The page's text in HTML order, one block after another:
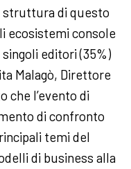
struttura di questo
ecosistemi console
editori (35%)
Malagò, Direttore
che l’evento di
di confronto
temi del
di business alla